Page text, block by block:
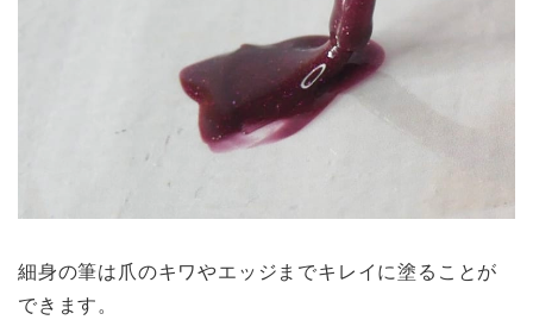
細身の筆は爪のキワやエッジまでキレイに塗ることが
できます。